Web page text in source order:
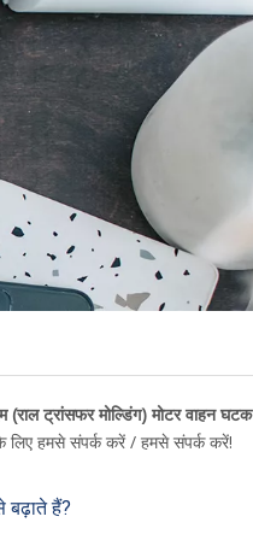
(राल ट्रांसफर मोल्डिंग) मोटर वाहन घटक
लिए हमसे संपर्क करें / हमसे संपर्क करें!
बढ़ाते हैं?